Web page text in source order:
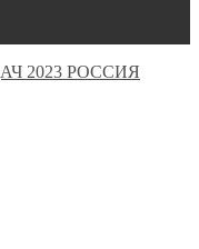
2023 РОССИЯ